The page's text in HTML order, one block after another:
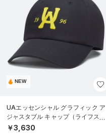
NEW
UAエッセンシャル グラフィック ア
ジャスタブル キャップ（ライフスタ
イル/UNISEX）
￥3,630